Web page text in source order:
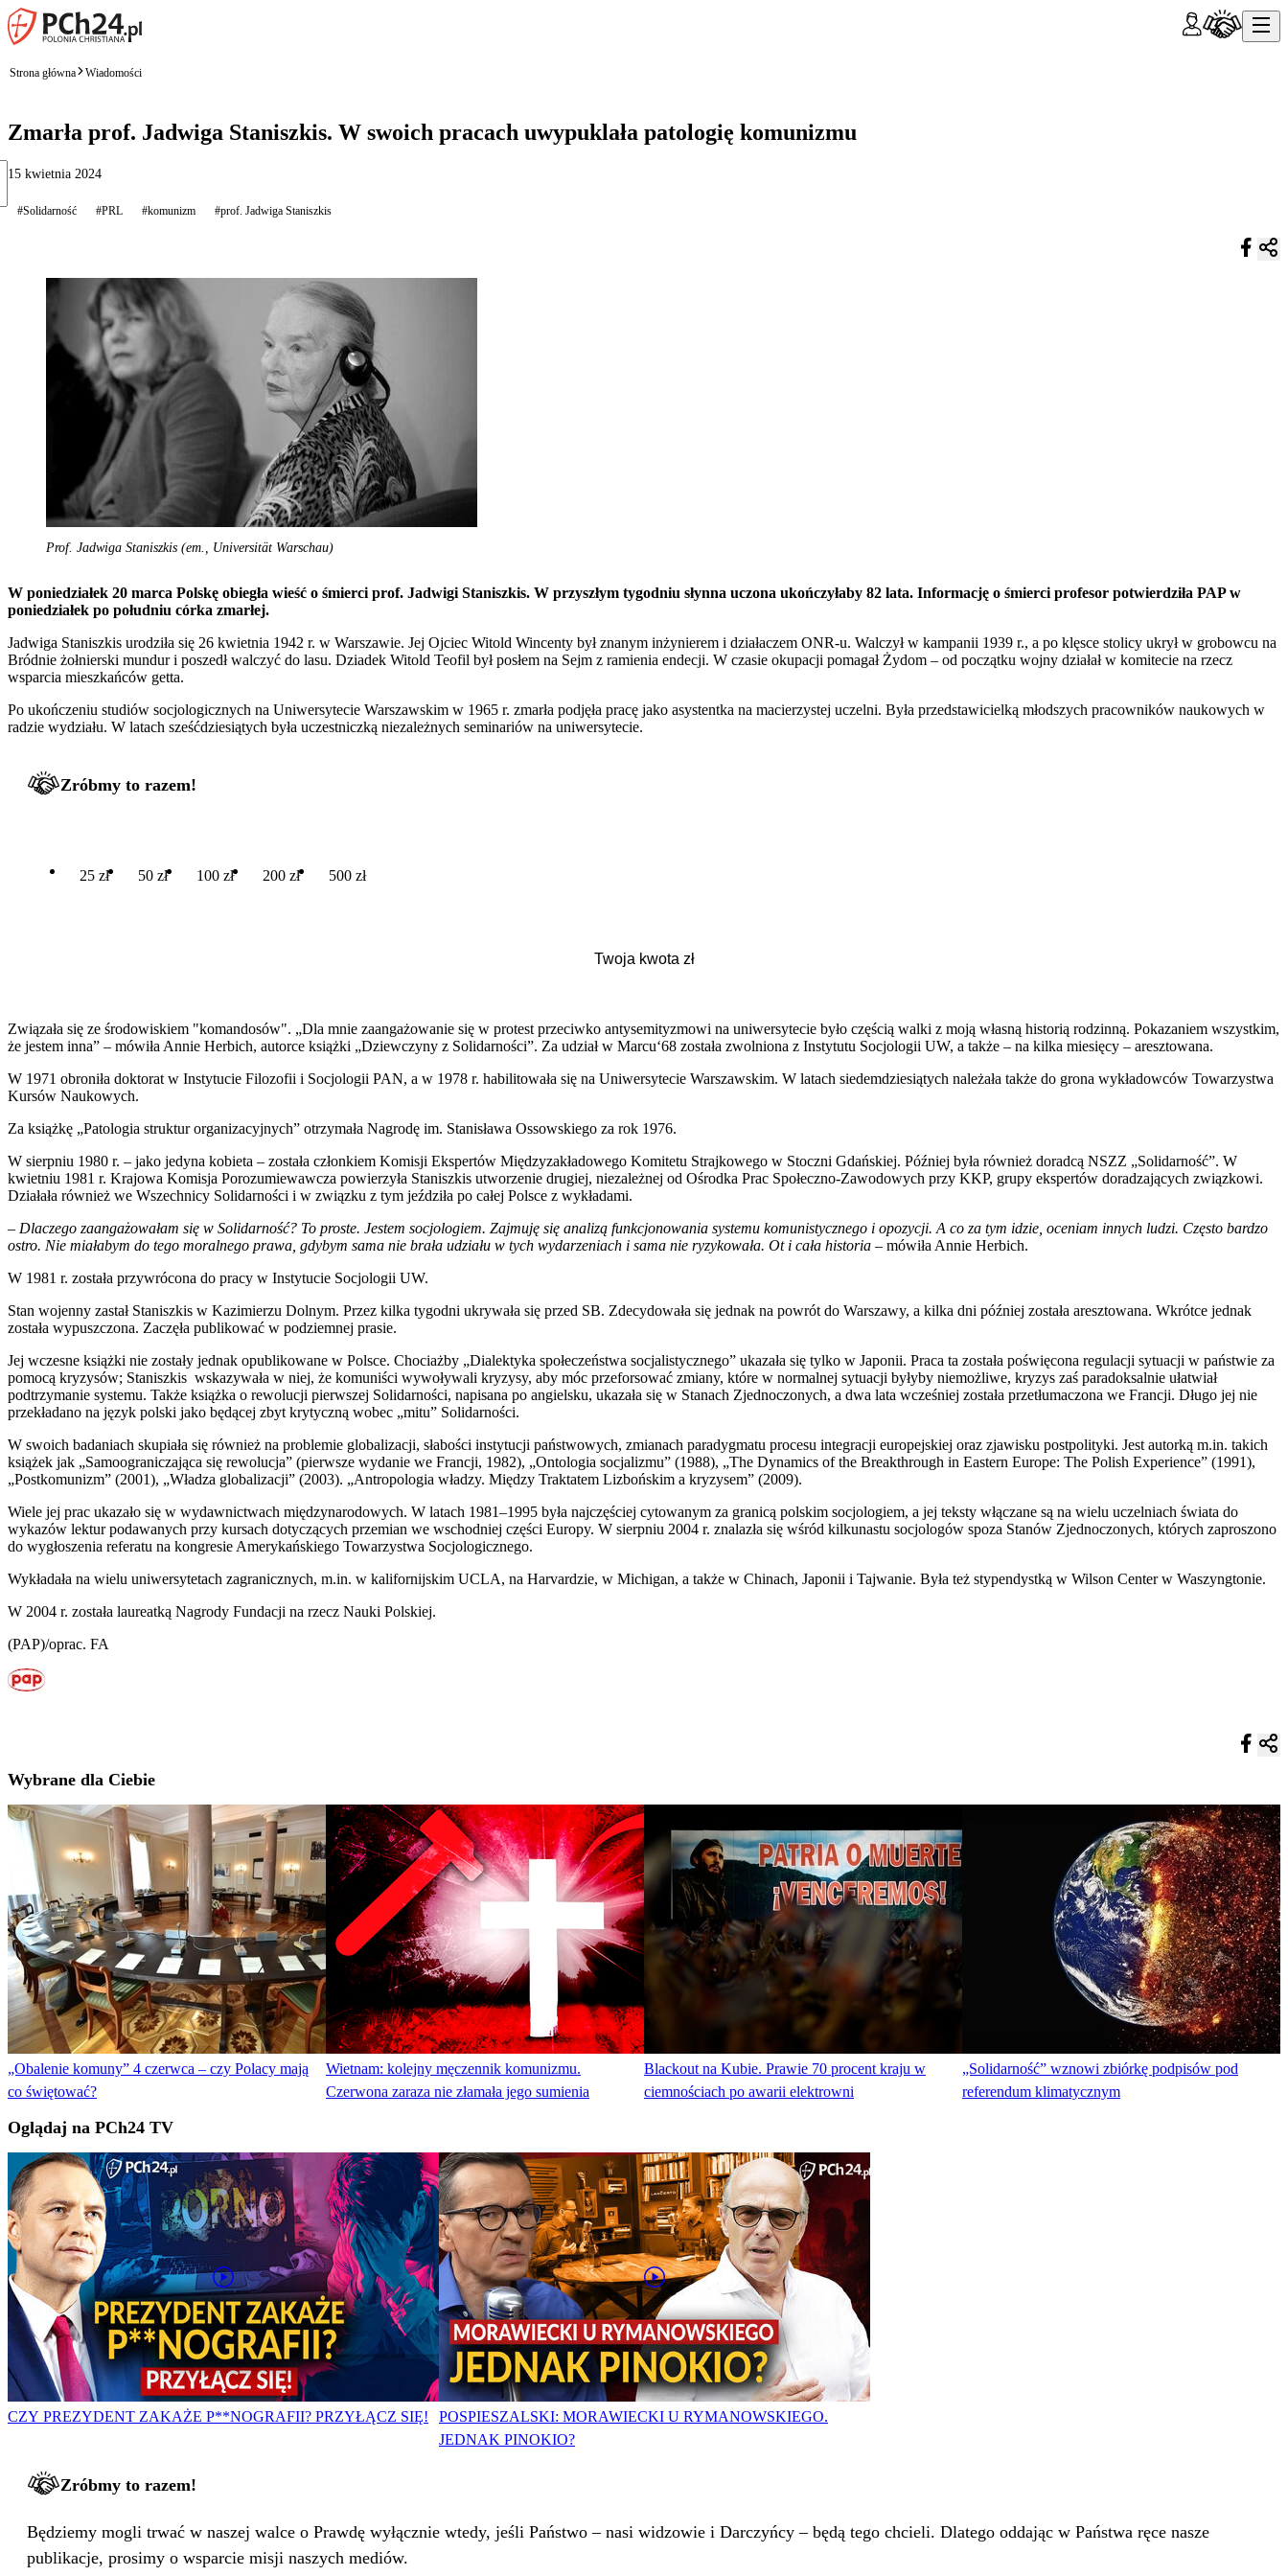
Strona główna Wiadomości
Zmarła prof. Jadwiga Staniszkis. W swoich pracach uwypuklała patologię komunizmu
15 kwietnia 2024
#Solidarność #PRL #komunizm #prof. Jadwiga Staniszkis
Prof. Jadwiga Staniszkis (em., Universität Warschau)
W poniedziałek 20 marca Polskę obiegła wieść o śmierci prof. Jadwigi Staniszkis. W przyszłym tygodniu słynna uczona ukończyłaby 82 lata. Informację o śmierci profesor potwierdziła PAP w
poniedziałek po południu córka zmarłej.
Jadwiga Staniszkis urodziła się 26 kwietnia 1942 r. w Warszawie. Jej Ojciec Witold Wincenty był znanym inżynierem i działaczem ONR-u. Walczył w kampanii 1939 r., a po klęsce stolicy ukrył w grobowcu na
Bródnie żołnierski mundur i poszedł walczyć do lasu. Dziadek Witold Teofil był posłem na Sejm z ramienia endecji. W czasie okupacji pomagał Żydom – od początku wojny działał w komitecie na rzecz
wsparcia mieszkańców getta.
Po ukończeniu studiów socjologicznych na Uniwersytecie Warszawskim w 1965 r. zmarła podjęła pracę jako asystentka na macierzystej uczelni. Była przedstawicielką młodszych pracowników naukowych w
radzie wydziału. W latach sześćdziesiątych była uczestniczką niezależnych seminariów na uniwersytecie.
Zróbmy to razem!
25 zł 50 zł 100 zł 200 zł 500 zł
Związała się ze środowiskiem "komandosów". „Dla mnie zaangażowanie się w protest przeciwko antysemityzmowi na uniwersytecie było częścią walki z moją własną historią rodzinną. Pokazaniem wszystkim,
że jestem inna” – mówiła Annie Herbich, autorce książki „Dziewczyny z Solidarności”. Za udział w Marcu‘68 została zwolniona z Instytutu Socjologii UW, a także – na kilka miesięcy – aresztowana.
W 1971 obroniła doktorat w Instytucie Filozofii i Socjologii PAN, a w 1978 r. habilitowała się na Uniwersytecie Warszawskim. W latach siedemdziesiątych należała także do grona wykładowców Towarzystwa
Kursów Naukowych.
Za książkę „Patologia struktur organizacyjnych” otrzymała Nagrodę im. Stanisława Ossowskiego za rok 1976.
W sierpniu 1980 r. – jako jedyna kobieta – została członkiem Komisji Ekspertów Międzyzakładowego Komitetu Strajkowego w Stoczni Gdańskiej. Później była również doradcą NSZZ „Solidarność”. W
kwietniu 1981 r. Krajowa Komisja Porozumiewawcza powierzyła Staniszkis utworzenie drugiej, niezależnej od Ośrodka Prac Społeczno-Zawodowych przy KKP, grupy ekspertów doradzających związkowi.
Działała również we Wszechnicy Solidarności i w związku z tym jeździła po całej Polsce z wykładami.
– Dlaczego zaangażowałam się w Solidarność? To proste. Jestem socjologiem. Zajmuję się analizą funkcjonowania systemu komunistycznego i opozycji. A co za tym idzie, oceniam innych ludzi. Często bardzo
ostro. Nie miałabym do tego moralnego prawa, gdybym sama nie brała udziału w tych wydarzeniach i sama nie ryzykowała. Ot i cała historia – mówiła Annie Herbich.
W 1981 r. została przywrócona do pracy w Instytucie Socjologii UW.
Stan wojenny zastał Staniszkis w Kazimierzu Dolnym. Przez kilka tygodni ukrywała się przed SB. Zdecydowała się jednak na powrót do Warszawy, a kilka dni później została aresztowana. Wkrótce jednak
została wypuszczona. Zaczęła publikować w podziemnej prasie.
Jej wczesne książki nie zostały jednak opublikowane w Polsce. Chociażby „Dialektyka społeczeństwa socjalistycznego” ukazała się tylko w Japonii. Praca ta została poświęcona regulacji sytuacji w państwie za
pomocą kryzysów; Staniszkis wskazywała w niej, że komuniści wywoływali kryzysy, aby móc przeforsować zmiany, które w normalnej sytuacji byłyby niemożliwe, kryzys zaś paradoksalnie ułatwiał
podtrzymanie systemu. Także książka o rewolucji pierwszej Solidarności, napisana po angielsku, ukazała się w Stanach Zjednoczonych, a dwa lata wcześniej została przetłumaczona we Francji. Długo jej nie
przekładano na język polski jako będącej zbyt krytyczną wobec „mitu” Solidarności.
W swoich badaniach skupiała się również na problemie globalizacji, słabości instytucji państwowych, zmianach paradygmatu procesu integracji europejskiej oraz zjawisku postpolityki. Jest autorką m.in. takich
książek jak „Samoograniczająca się rewolucja” (pierwsze wydanie we Francji, 1982), „Ontologia socjalizmu” (1988), „The Dynamics of the Breakthrough in Eastern Europe: The Polish Experience” (1991),
„Postkomunizm” (2001), „Władza globalizacji” (2003). „Antropologia władzy. Między Traktatem Lizbońskim a kryzysem” (2009).
Wiele jej prac ukazało się w wydawnictwach międzynarodowych. W latach 1981–1995 była najczęściej cytowanym za granicą polskim socjologiem, a jej teksty włączane są na wielu uczelniach świata do
wykazów lektur podawanych przy kursach dotyczących przemian we wschodniej części Europy. W sierpniu 2004 r. znalazła się wśród kilkunastu socjologów spoza Stanów Zjednoczonych, których zaproszono
do wygłoszenia referatu na kongresie Amerykańskiego Towarzystwa Socjologicznego.
Wykładała na wielu uniwersytetach zagranicznych, m.in. w kalifornijskim UCLA, na Harvardzie, w Michigan, a także w Chinach, Japonii i Tajwanie. Była też stypendystką w Wilson Center w Waszyngtonie.
W 2004 r. została laureatką Nagrody Fundacji na rzecz Nauki Polskiej.
(PAP)/oprac. FA
Wybrane dla Ciebie
„Obalenie komuny” 4 czerwca – czy Polacy mają
co świętować?
Wietnam: kolejny męczennik komunizmu.
Czerwona zaraza nie złamała jego sumienia
Blackout na Kubie. Prawie 70 procent kraju w
ciemnościach po awarii elektrowni
„Solidarność” wznowi zbiórkę podpisów pod
referendum klimatycznym
Oglądaj na PCh24 TV
CZY PREZYDENT ZAKAŻE P**NOGRAFII? PRZYŁĄCZ SIĘ!
POSPIESZALSKI: MORAWIECKI U RYMANOWSKIEGO.
JEDNAK PINOKIO?
Zróbmy to razem!
Będziemy mogli trwać w naszej walce o Prawdę wyłącznie wtedy, jeśli Państwo – nasi widzowie i Darczyńcy – będą tego chcieli. Dlatego oddając w Państwa ręce nasze
publikacje, prosimy o wsparcie misji naszych mediów.